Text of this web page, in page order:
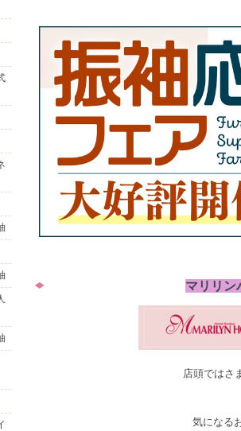
マリリン
店頭ではさ
気になる